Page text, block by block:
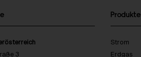
3
Produkte
Strom
Erdgas